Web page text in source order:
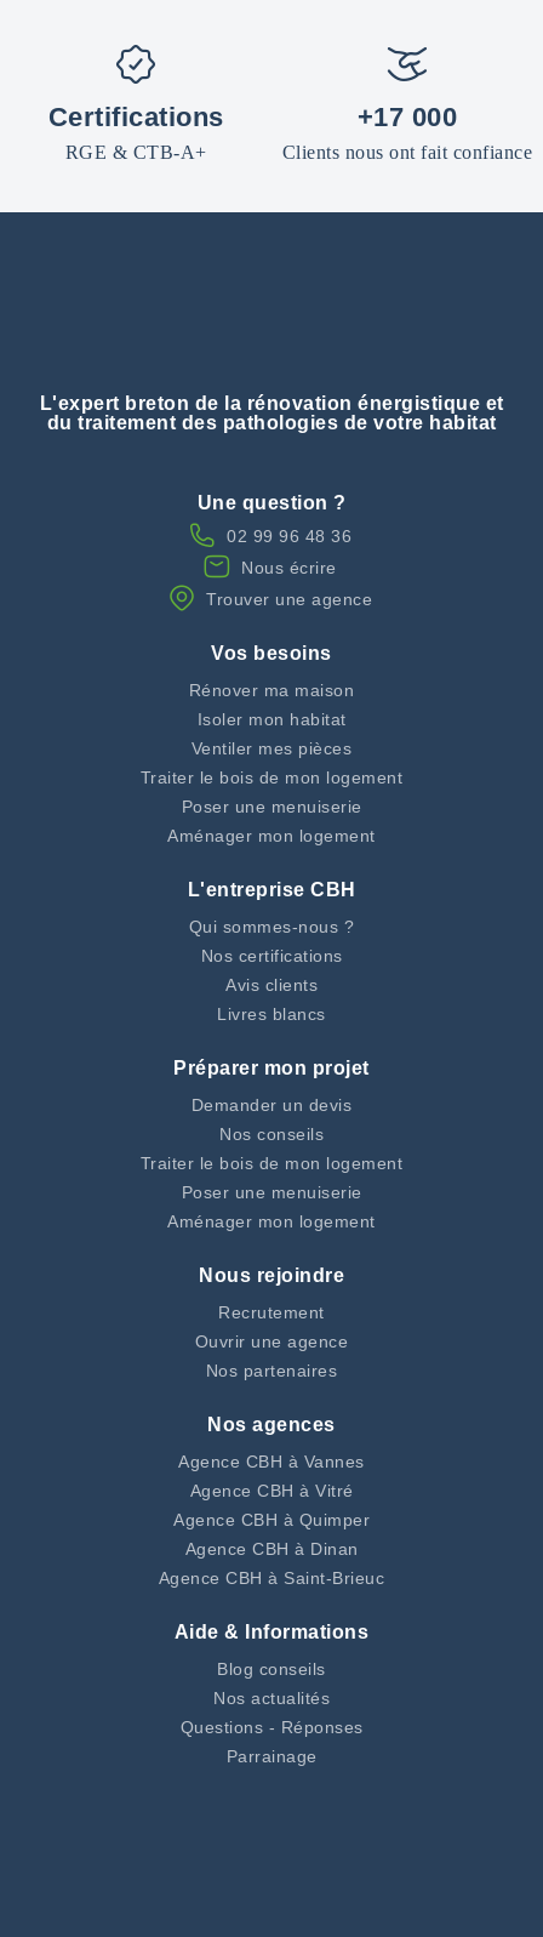
Certifications
RGE & CTB-A+
+17 000
Clients nous ont fait confiance
L'expert breton de la rénovation énergistique et
du traitement des pathologies de votre habitat
Une question ?
02 99 96 48 36
Nous écrire
Trouver une agence
Vos besoins
Rénover ma maison
Isoler mon habitat
Ventiler mes pièces
Traiter le bois de mon logement
Poser une menuiserie
Aménager mon logement
L'entreprise CBH
Qui sommes-nous ?
Nos certifications
Avis clients
Livres blancs
Préparer mon projet
Demander un devis
Nos conseils
Traiter le bois de mon logement
Poser une menuiserie
Aménager mon logement
Nous rejoindre
Recrutement
Ouvrir une agence
Nos partenaires
Nos agences
Agence CBH à Vannes
Agence CBH à Vitré
Agence CBH à Quimper
Agence CBH à Dinan
Agence CBH à Saint-Brieuc
Aide & Informations
Blog conseils
Nos actualités
Questions - Réponses
Parrainage